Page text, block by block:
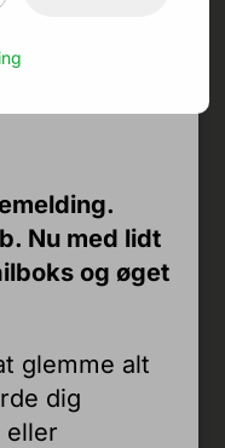
Job & karriere
Nu med lidt
og øget
glemme alt
dig
eller